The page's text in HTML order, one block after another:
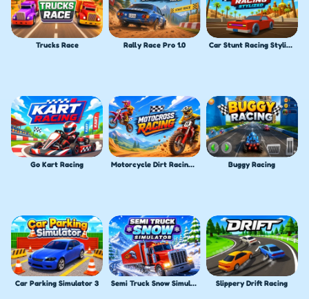
Trucks Race Rally Race Pro 1.0 Car Stunt Racing Stylized
Go Kart Racing Motorcycle Dirt Racing Multiplayer Buggy Racing
Car Parking Simulator 3 Semi Truck Snow Simulator Slippery Drift Racing